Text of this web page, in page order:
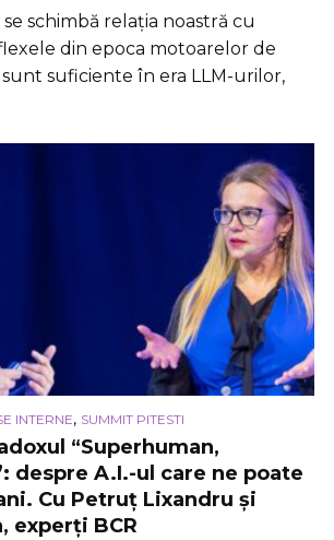
schimbă relația noastră cu
din epoca motoarelor de
suficiente în era LLM-urilor,
INTERNE, SUMMIT PITESTI
“Superhuman,
despre A.I.-ul care ne poate
Cu Petruț Lixandru și
experți BCR